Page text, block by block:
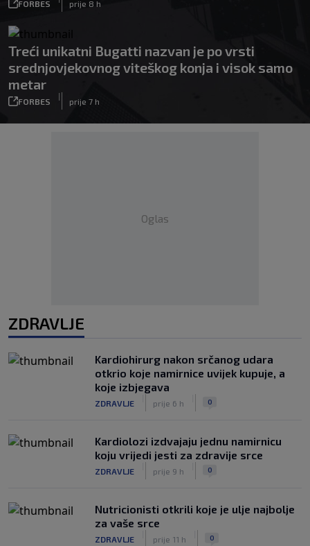
FORBES prije 8 h
Treći unikatni Bugatti nazvan je po vrsti
srednjovjekovnog viteškog konja i visok samo
metar
FORBES
|
prije 7 h
Oglas
ZDRAVLJE
Kardiohirurg nakon srčanog udara
otkrio koje namirnice uvijek kupuje, a
koje izbjegava
ZDRAVLJE prije 6 h 0
Kardiolozi izdvajaju jednu namirnicu
koju vrijedi jesti za zdravije srce
ZDRAVLJE prije 9 h 0
Nutricionisti otkrili koje je ulje najbolje
za vaše srce
ZDRAVLJE prije 11 h 0